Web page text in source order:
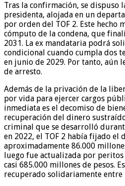
Tras la confirmación, se dispuso
presidenta, alojada en un
por orden del TOF 2. Este hecho
cómputo de la condena, que
2031. La ex mandataria podrá
condicional cuando cumpla dos
en junio de 2029. Por tanto, aún
de arresto.
Además de la privación de la
por vida para ejercer cargos
inmediata es el decomiso de
recuperación del dinero
criminal que se desarrolló
en 2022, el TOF 2 había fijado el
aproximadamente 86.000
luego fue actualizada por peritos
casi 685.000 millones de pesos.
recuperado solidariamente entre